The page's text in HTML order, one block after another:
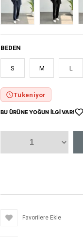
BEDEN
S M L
Tükeniyor
BU ÜRÜNE YOĞUN İLGİ VAR!
Favorilere Ekle